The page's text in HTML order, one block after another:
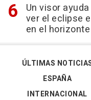
Un visor
ver el eclipse
en el horizonte
ÚLTIMAS
ESPAÑA
INTERNACIONAL